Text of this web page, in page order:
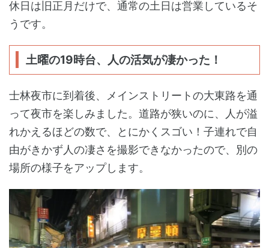
休日は旧正月だけで、通常の土日は営業しているそ
うです。
土曜の19時台、人の活気が凄かった！
士林夜市に到着後、メインストリートの大東路を通
って夜市を楽しみました。道路が狭いのに、人が溢
れかえるほどの数で、とにかくスゴい！子連れで自
由がきかず人の凄さを撮影できなかったので、別の
場所の様子をアップします。